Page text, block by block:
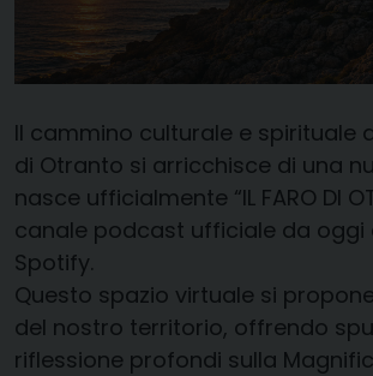
Il cammino culturale e spirituale
di Otranto si arricchisce di una
nasce ufficialmente “IL FARO DI
canale podcast ufficiale da oggi
Spotify.
Questo spazio virtuale si
del nostro territorio, offrendo
riflessione profondi sulla